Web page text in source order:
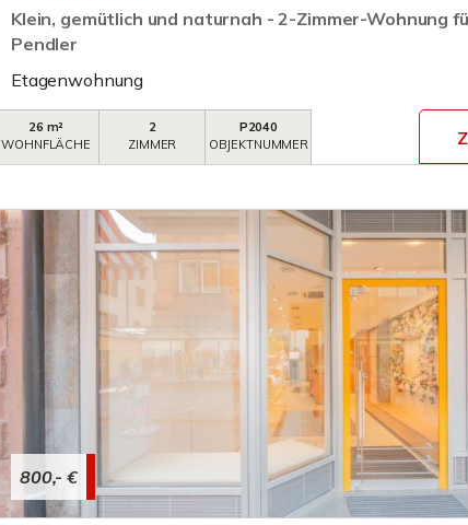
Klein, gemütlich und naturnah - 2-Zimmer-Wohnung
Pendler
Etagenwohnung
26 m²
WOHNFLÄCHE
2
ZIMMER
P2040
OBJEKTNUMMER
800,- €